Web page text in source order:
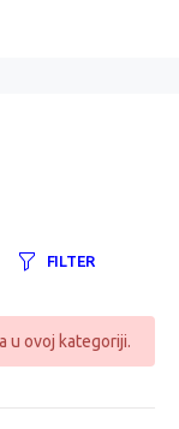
FILTER
u ovoj kategoriji.